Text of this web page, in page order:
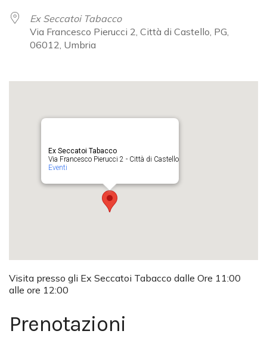
Ex Seccatoi Tabacco
Via Francesco Pierucci 2, Città di Castello, PG,
06012, Umbria
Ex Seccatoi Tabacco
Via Francesco Pierucci 2 - Città di Castello
Eventi
Visita presso gli Ex Seccatoi Tabacco dalle Ore 11:00
alle ore 12:00
Prenotazioni